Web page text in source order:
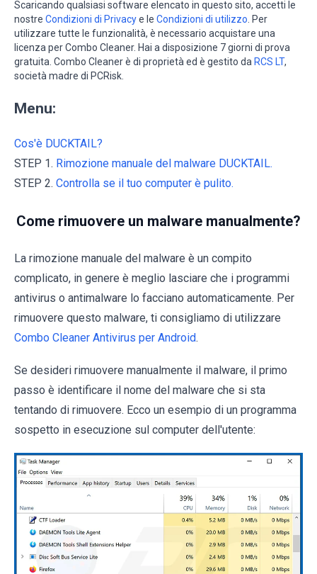
Scaricando qualsiasi software elencato in questo sito, accetti le
nostre Condizioni di Privacye le Condizioni di utilizzo . Per
utilizzare tutte le funzionalità, è necessario acquistare una
licenza per Combo Cleaner. Hai a disposizione 7 giorni di prova
gratuita. Combo Cleaner è di proprietà ed è gestito da RCS LT,
società madre di PCRisk.
Menu:
Cos'è DUCKTAIL?
STEP 1. Rimozione manuale del malware DUCKTAIL.
STEP 2. Controlla se il tuo computer è pulito.
Come rimuovere un malware manualmente?
La rimozione manuale del malware è un compito
complicato, in genere è meglio lasciare che i programmi
antivirus o antimalware lo facciano automaticamente. Per
rimuovere questo malware, ti consigliamo di utilizzare
Combo Cleaner Antivirus per Android.
Se desideri rimuovere manualmente il malware, il primo
passo è identificare il nome del malware che si sta
tentando di rimuovere. Ecco un esempio di un programma
sospetto in esecuzione sul computer dell'utente: